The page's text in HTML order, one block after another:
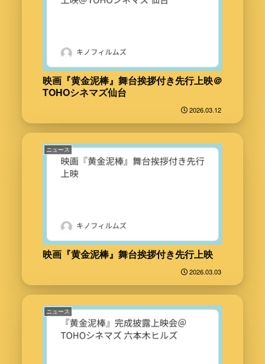
映画『黄金泥棒』舞台挨拶付き先行上映＠
TOHOシネマズ仙台
2026.03.12
ニュース
映画『黄金泥棒』舞台挨拶付き先行上映
2026.03.03
ニュース